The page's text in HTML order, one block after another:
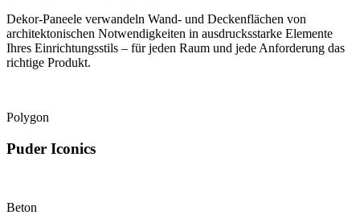
Dekor-Paneele verwandeln Wand- und Deckenflächen von
architektonischen Notwendigkeiten in ausdrucksstarke Elemente
Ihres Einrichtungsstils – für jeden Raum und jede Anforderung das
richtige Produkt.
Polygon
Puder Iconics
Beton